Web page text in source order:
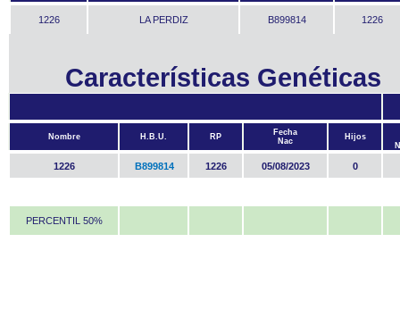
1226 LA PERDIZ B899814 1226
Características Genéticas
Nombre H.B.U. RP
Fecha
Nac
Hijos
1226 B899814 1226 05/08/2023 0
PERCENTIL 50%